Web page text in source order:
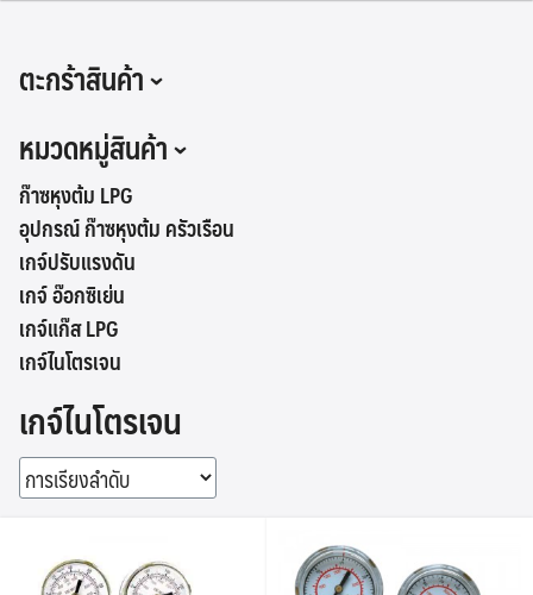
content
เกจ์ไนโตรเจน
ตะกร้าสินค้า
หมวดหมู่สินค้า
ก๊าซหุงต้ม LPG
อุปกรณ์ ก๊าซหุงต้ม ครัวเรือน
เกจ์ปรับแรงดัน
เกจ์ อ๊อกซิเย่น
เกจ์แก๊ส LPG
เกจ์ไนโตรเจน